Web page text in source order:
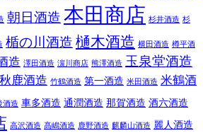
朝日酒造 本田商店 杉井酒造 杉
楯の川酒造 樋木酒造 横田酒造 樽平酒
造 澤田酒造 濵川商店 熊澤酒造 玉泉堂酒造
秋鹿酒造 竹鶴酒造 第一酒造 米田酒造 米鶴酒
酒造 車多酒造 通潤酒造 那賀酒造 酒六酒造
高沢酒造 髙嶋酒造 鹿野酒造 麒麟山酒造 麗人酒造